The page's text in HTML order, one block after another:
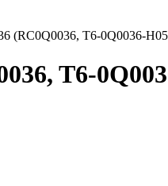
(RC0Q0036, T6-0Q0036-
T6-